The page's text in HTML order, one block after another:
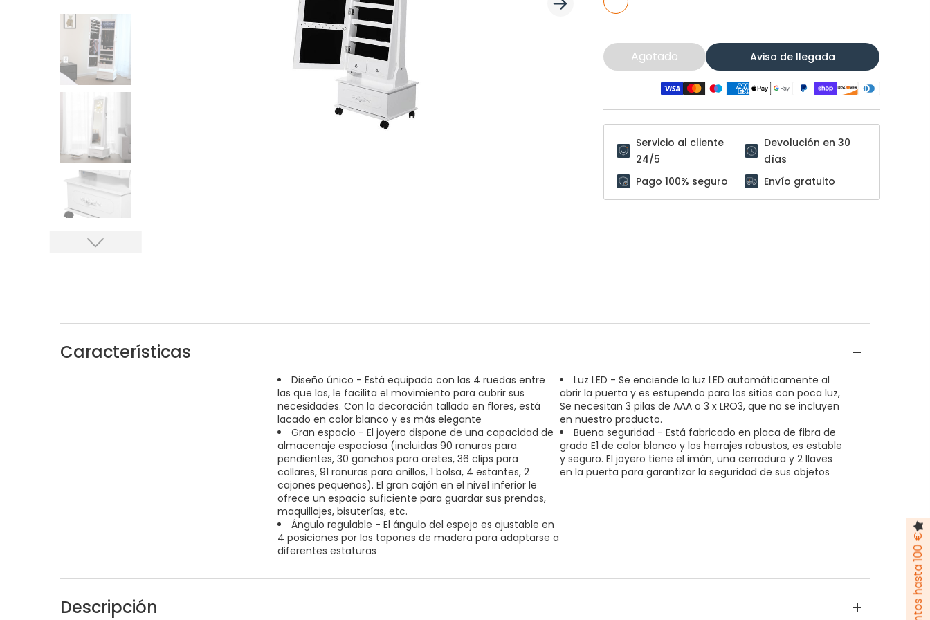
Agotado Aviso de llegada
Servicio al cliente
24/5
Devolución en 30
días
Pago 100% seguro
Envío gratuito
Características
Diseño único - Está equipado con las 4 ruedas entre
las que las, le facilita el movimiento para cubrir sus
necesidades. Con la decoración tallada en flores, está
lacado en color blanco y es más elegante
Luz LED - Se enciende la luz LED automáticamente al
abrir la puerta y es estupendo para los sitios con poca luz,
Se necesitan 3 pilas de AAA o 3 x LRO3, que no se incluyen
en nuestro producto.
Gran espacio - El joyero dispone de una capacidad de
almacenaje espaciosa (incluidas 90 ranuras para
pendientes, 30 ganchos para aretes, 36 clips para
collares, 91 ranuras para anillos, 1 bolsa, 4 estantes, 2
cajones pequeños). El gran cajón en el nivel inferior le
ofrece un espacio suficiente para guardar sus prendas,
maquillajes, bisuterías, etc.
Buena seguridad - Está fabricado en placa de fibra de
grado E1 de color blanco y los herrajes robustos, es estable
y seguro. El joyero tiene el imán, una cerradura y 2 llaves
en la puerta para garantizar la seguridad de sus objetos
Ángulo regulable - El ángulo del espejo es ajustable en
4 posiciones por los tapones de madera para adaptarse a
diferentes estaturas
Descripción